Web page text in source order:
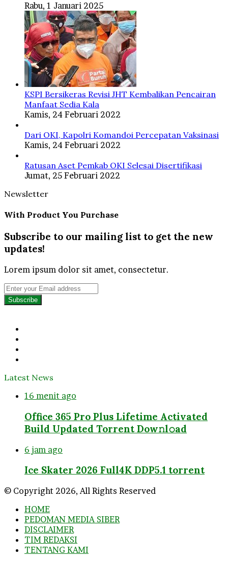
Rabu, 1 Januari 2025
KSPI Bersikeras Revisi JHT Kembalikan Pencairan
Manfaat Sedia Kala
Kamis, 24 Februari 2022
Dari OKI, Kapolri Komandoi Percepatan Vaksinasi
Kamis, 24 Februari 2022
Ratusan Aset Pemkab OKI Selesai Disertifikasi
Jumat, 25 Februari 2022
Newsletter
With Product You Purchase
Subscribe to our mailing list to get the new
updates!
Lorem ipsum dolor sit amet, consectetur.
Enter
your
Email
Latest News
16 menit ago
Office 365 Pro Plus Lifetime Activated
Build Updated Torrent Dow𝚗l𝚘аd
6 jam ago
Ice Skater 2026 Full4K DDP5.1 torrent
© Copyright 2026, All Rights Reserved
HOME
PEDOMAN MEDIA SIBER
DISCLAIMER
TIM REDAKSI
TENTANG KAMI